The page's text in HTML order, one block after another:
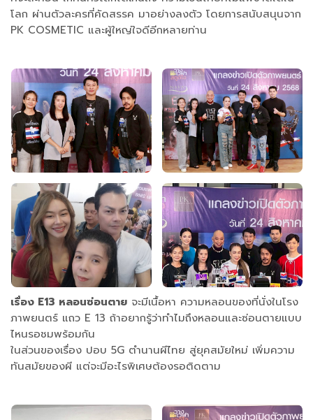
โลก ผ่านตัวละครที่คัดสรรค มาอย่างลงตัว โดยการสนับสนุนจาก
PK COSMETIC และผู้ใหญ่ใจดีอีกหลายท่าน
เรื่อง E13 หลอนซ่อนตาย จะมีเนื้อหา ความหลอนของที่นั่งในโรง
ภาพยนตร์ แถว E 13 ถ้าอยากรู้ว่าทำไมถึงหลอนและซ่อนตายแบบ
ไหนรอชมพร้อมกัน
ในส่วนของเรื่อง ปอบ 5G ตำนานผีไทย สู่ยุคสมัยใหม่ เพิ่มความ
ทันสมัยของผี แต่จะมีอะไรพิเศษต้องรอติดตาม